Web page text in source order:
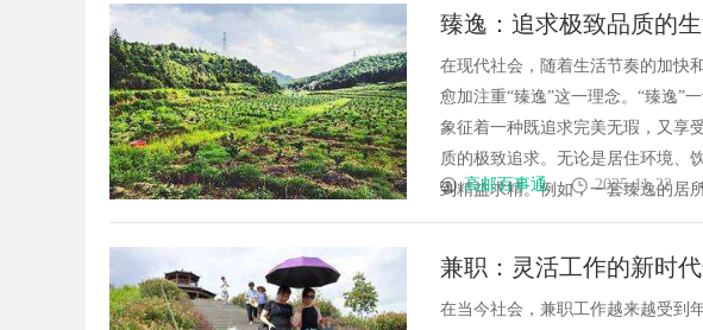
臻逸：追求极致品质的
在现代社会，随着生活节奏的加快
愈加注重“臻逸”这一理念。“臻逸”
象征着一种既追求完美无瑕，又享
质的极致追求。无论是居住环境、
到精益求精。例如，一套臻逸的居
高邮百事通 2025-11-22
兼职：灵活工作的新时
在当今社会，兼职工作越来越受到